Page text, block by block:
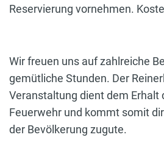
Reservierung vornehmen.
Wir freuen uns auf zahlreiche
gemütliche Stunden. Der
Veranstaltung dient dem Erhalt
Feuerwehr und kommt somit
der Bevölkerung zugute.